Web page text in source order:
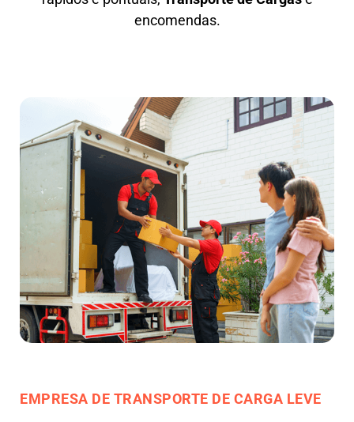
encomendas.
EMPRESA DE TRANSPORTE DE CARGA LEVE